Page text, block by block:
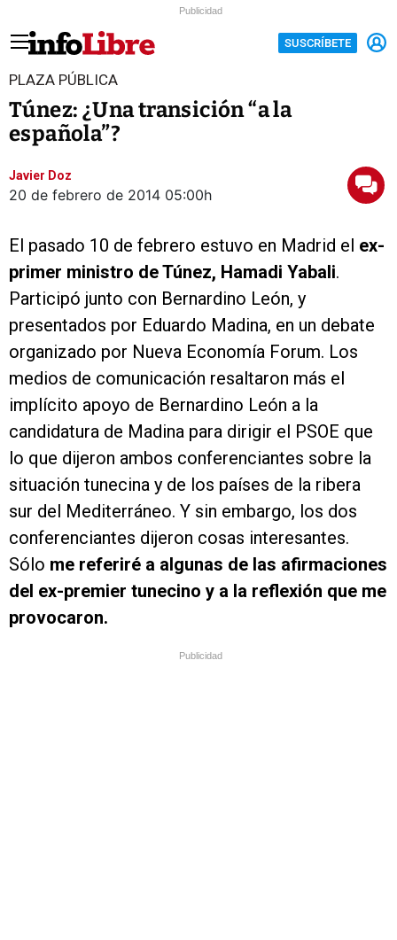
Publicidad
SUSCRÍBETE
PLAZA PÚBLICA
Túnez: ¿Una transición “a la
española”?
Javier Doz
20 de febrero de 2014 05:00h
El pasado 10 de febrero estuvo en Madrid el ex-
primer ministro de Túnez, Hamadi Yabali.
Participó junto con Bernardino León, y
presentados por Eduardo Madina, en un debate
organizado por Nueva Economía Forum. Los
medios de comunicación resaltaron más el
implícito apoyo de Bernardino León a la
candidatura de Madina para dirigir el PSOE que
lo que dijeron ambos conferenciantes sobre la
situación tunecina y de los países de la ribera
sur del Mediterráneo. Y sin embargo, los dos
conferenciantes dijeron cosas interesantes.
Sólo me referiré a algunas de las afirmaciones
del ex-premier tunecino y a la reflexión que me
provocaron.
Publicidad